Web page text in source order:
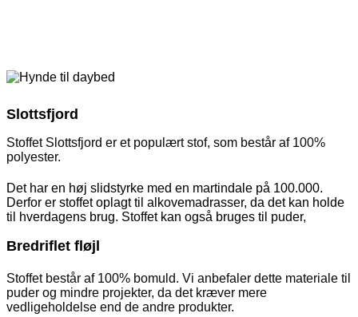
Slottsfjord
Stoffet Slottsfjord er et populært stof, som består af 100%
polyester.
Det har en høj slidstyrke med en martindale på 100.000.
Derfor er stoffet oplagt til alkovemadrasser, da det kan holde
til hverdagens brug. Stoffet kan også bruges til puder,
Bredriflet fløjl
Stoffet består af 100% bomuld. Vi anbefaler dette materiale til
puder og mindre projekter, da det kræver mere
vedligeholdelse end de andre produkter.